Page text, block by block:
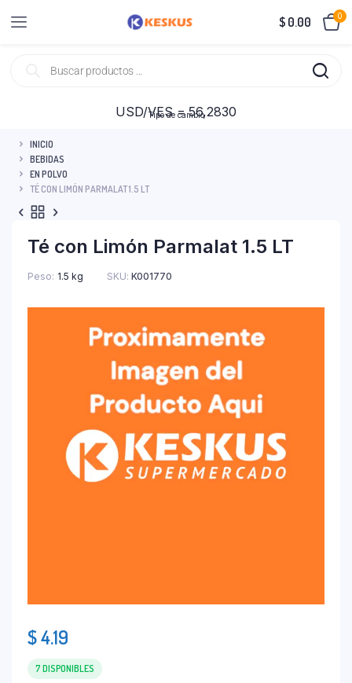
$ 0.00 0
Tipo de cambio
USD/VES = 56,2830
INICIO
BEBIDAS
EN POLVO
TÉ CON LIMÓN PARMALAT 1.5 LT
Té con Limón Parmalat 1.5 LT
Peso 1.5 kg SKU: K001770
$4.19
7 DISPONIBLES